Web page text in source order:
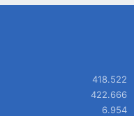
418.522
422.666
6.954